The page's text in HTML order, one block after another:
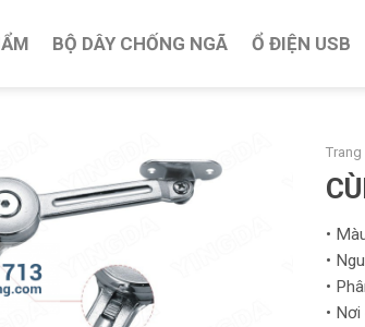
BỘ DÂY CHỐNG NGÃ Ổ ĐIỆN USB
Trang
•
•
•
•